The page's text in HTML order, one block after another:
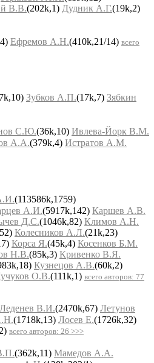
В.В.(202k,1) Дудник А.Г.(19k,2)
Ефремов А.Н.(410k,21/14) всего
Зубков А.П.(17k,7) Зябкин
С.Ю.(36k,10) Ивлева-Йорк В.М.
А.А.(379k,4) Истратов А.М.
(113586k,1759)
А.И.(5917k,142) Каршев А.В.
Д.С.(1046k,82) Климов А.Н.
Колесников А.Л.(21k,23)
Корса Я.(45k,4) Косенков Б.М.
Н.В.(85k,3) Кривенко В.Я.
Кузнецов А.В.(60k,2)
О.В.(111k,1) всего авторов: 77
Леденев В.И.(2470k,67) Летунов
(1718k,13) Лосев Е.(1726k,32)
всего авторов: 26 >>>
(362k,11) Мамедов А.А.